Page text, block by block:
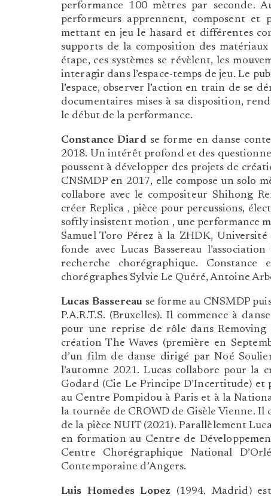
performance 100 mètres par seconde.
performeurs apprennent, composent et
mettant en jeu le hasard et différentes
supports de la composition des
étape, ces systèmes se révèlent, les
interagir dans l’espace-temps de jeu. Le
l’espace, observer l’action en train de se
documentaires mises à sa disposition,
le début de la performance.
Constance Diardse forme en danse
2018. Un intérêt profond et des
poussent à développer des projets de
CNSMDP en 2017, elle compose un solo
collabore avec le compositeur Shihong
créer Replica , pièce pour percussions,
softly insistent motion , une performance
Samuel Toro Pérez à la ZHDK,
fonde avec Lucas Bassereau
recherche chorégraphique.
chorégraphes Sylvie Le Quéré, Antoine
Lucas Bassereause forme au CNSMDP
P.A.R.T.S. (Bruxelles). Il commence à
pour une reprise de rôle dans
création The Waves (première en
d’un film de danse dirigé par Noé
l’automne 2021. Lucas collabore pour la
Godard (Cie Le Principe D’Incertitude)
au Centre Pompidou à Paris et à la
la tournée de CROWD de Gisèle Vienne.
de la pièce NUIT (2021). Parallèlement
en formation au Centre de
Centre Chorégraphique National
Contemporaine d’Angers.
Luis Homedes Lopez(1994, Madrid)